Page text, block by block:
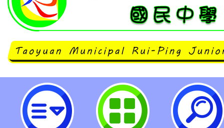
neilrpjhstyc網站設計者：徐嘉